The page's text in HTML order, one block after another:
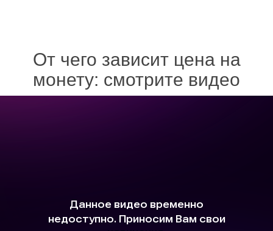
От чего зависит цена на
монету: смотрите видео